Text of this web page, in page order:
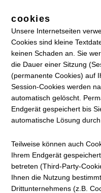
cookies
Unsere Internetseiten
Cookies sind kleine
keinen Schaden an. Sie
die Dauer einer Sitzung
(permanente Cookies) auf
Session-Cookies werden
automatisch gelöscht.
Endgerät gespeichert bis
automatische Lösung
Teilweise können auch
Ihrem Endgerät
betreten (Third-Party-
Ihnen die Nutzung
Drittunternehmens (z.B.